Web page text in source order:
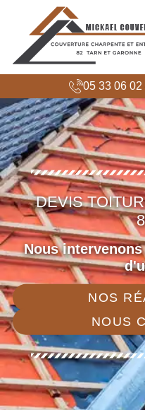
05 33 06 02
DEVIS
Nous
NOS
NOUS